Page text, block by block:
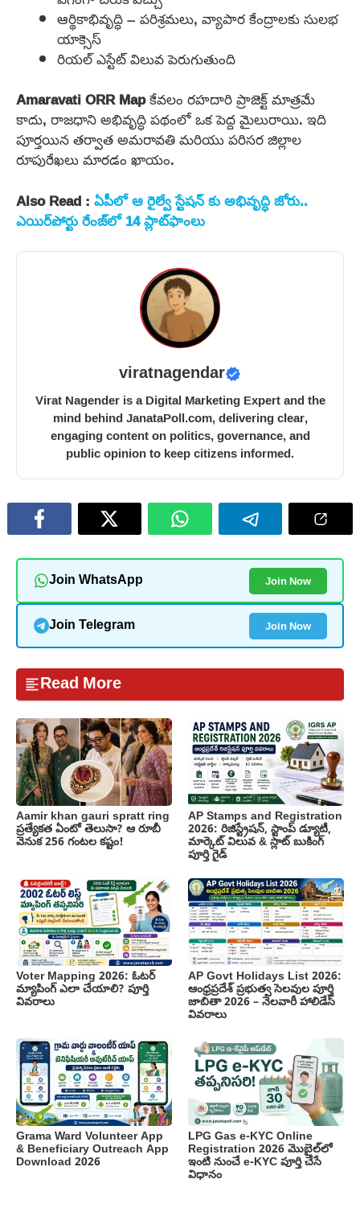
ఆర్థికాభివృద్ధి – పరిశ్రమలు, వ్యాపార కేంద్రాలకు సులభ
యాక్సెస్
రియల్ ఎస్టేట్ విలువ పెరుగుతుంది
Amaravati ORR Mapకేవలం రహదారి ప్రాజెక్ట్ మాత్రమే
కాదు, రాజధాని అభివృద్ధి పథంలో ఒక పెద్ద మైలురాయి. ఇది
పూర్తయిన తర్వాత అమరావతి మరియు పరిసర జిల్లాల
రూపురేఖలు మారడం ఖాయం.
Also Read :ఏపీలో ఆ రైల్వే స్టేషన్ కు అభివృద్ధి జోరు..
ఎయిర్‌పోర్టు రేంజ్‌లో 14 ప్లాట్‌ఫాంలు
viratnagendar
Virat Nagender is a Digital Marketing Expert and the
mind behind JanataPoll.com, delivering clear,
engaging content on politics, governance, and
public opinion to keep citizens informed.
Join WhatsApp Join Now
Join Telegram Join Now
Read More
Aamir khan gauri spratt ring
ప్రత్యేకత ఏంటో తెలుసా? ఆ రూబీ
వెనుక 256 గంటల కష్టం!
AP Stamps and Registration
2026: రిజిస్ట్రేషన్, స్టాంప్ డ్యూటీ,
మార్కెట్ విలువ & స్లాట్ బుకింగ్
పూర్తి గైడ్
Voter Mapping 2026: ఓటర్
మ్యాపింగ్ ఎలా చేయాలి? పూర్తి
వివరాలు
AP Govt Holidays List 2026:
ఆంధ్రప్రదేశ్ ప్రభుత్వ సెలవుల పూర్తి
జాబితా 2026 – నెలవారీ హాలిడేస్
వివరాలు
Grama Ward Volunteer App
& Beneficiary Outreach App
Download 2026
LPG Gas e-KYC Online
Registration 2026 మొబైల్‌లో
ఇంటి నుంచే e-KYC పూర్తి చేసే
విధానం